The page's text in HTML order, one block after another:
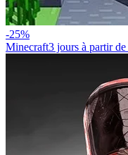
-25%
Minecraft3 jours à partir de